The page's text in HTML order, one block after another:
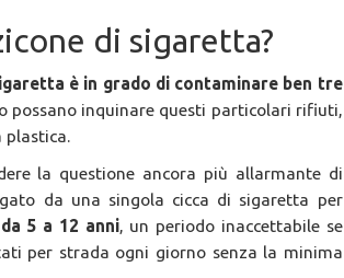
di sigaretta?
è in grado di contaminare ben tre
possano inquinare questi particolari rifiuti,
plastica.
la questione ancora più allarmante di
da una singola cicca di sigaretta per
da 5 a 12 anni, un periodo inaccettabile se
per strada ogni giorno senza la minima